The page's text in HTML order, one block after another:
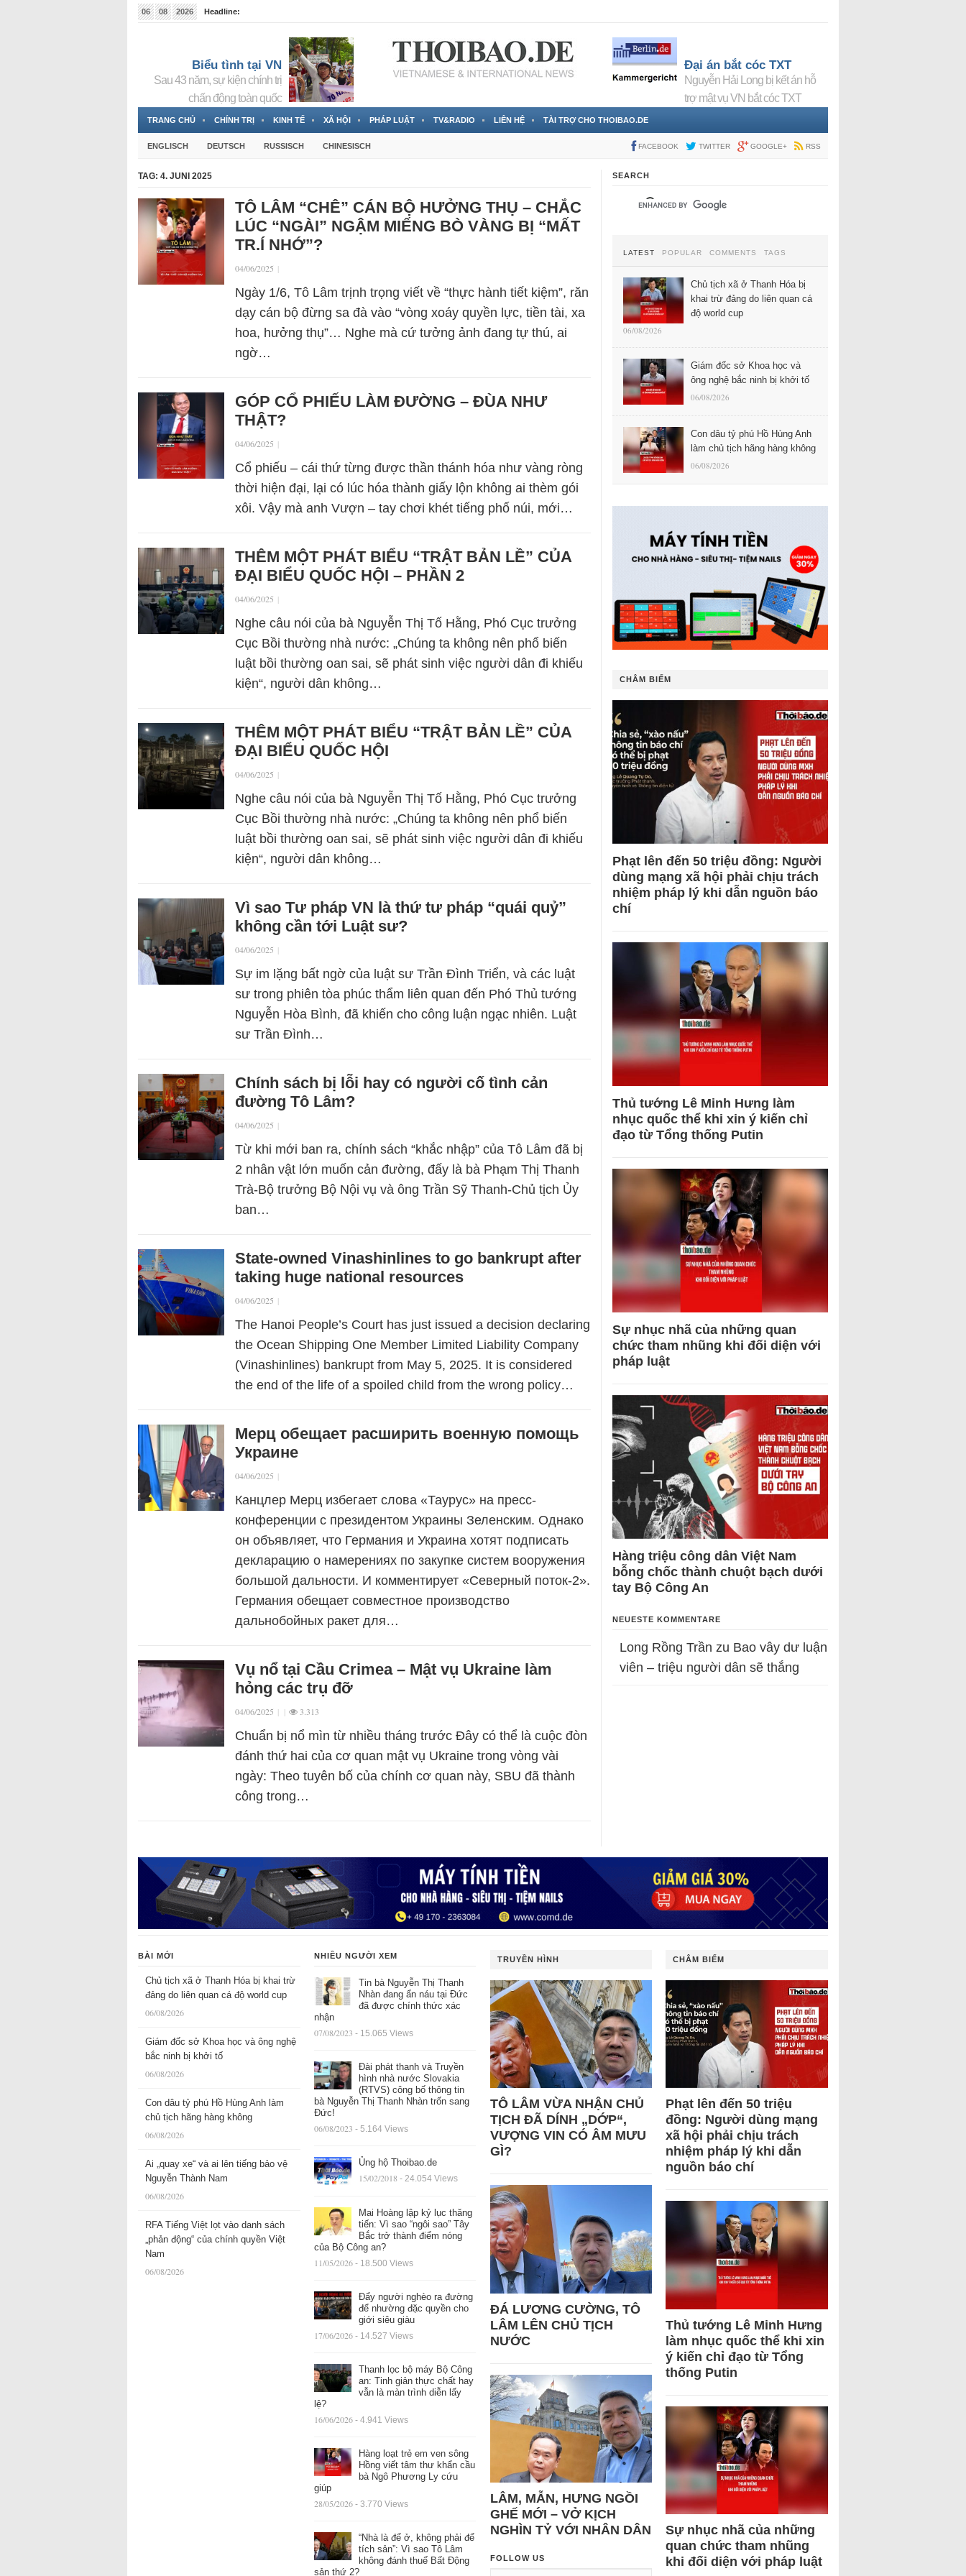
06 08 2026
Headline:
Biểu tình tại VN
Sau 43 năm, sự kiện chính trị
chấn động toàn quốc
Đại án bắt cóc TXT
Nguyễn Hải Long bị kết án hỗ
trợ mật vụ VN bắt cóc TXT
TRANG CHỦ CHÍNH TRỊ KINH TẾ XÃ HỘI PHÁP LUẬT TV&RADIO LIÊN HỆ TÀI TRỢ CHO THOIBAO.DE
ENGLISCH DEUTSCH RUSSISCH CHINESISCH FACEBOOK TWITTER GOOGLE+ RSS
TAG: 4. JUNI 2025
TÔ LÂM “CHÊ” CÁN BỘ HƯỞNG THỤ – CHẮC
LÚC “NGÀI” NGẬM MIẾNG BÒ VÀNG BỊ “MẤT
TR.Í NHỚ”?
04/06/2025 |
Ngày 1/6, Tô Lâm trịnh trọng viết về “thực hành tiết kiệm”, răn
dạy cán bộ đừng sa đà vào “vòng xoáy quyền lực, tiền tài, xa
hoa, hưởng thụ”… Nghe mà cứ tưởng ảnh đang tự thú, ai
ngờ…
GÓP CỔ PHIẾU LÀM ĐƯỜNG – ĐÙA NHƯ
THẬT?
04/06/2025 |
Cổ phiếu – cái thứ từng được thần thánh hóa như vàng ròng
thời hiện đại, lại có lúc hóa thành giấy lộn không ai thèm gói
xôi. Vậy mà anh Vượn – tay chơi khét tiếng phố núi, mới…
THÊM MỘT PHÁT BIỂU “TRẬT BẢN LỀ” CỦA
ĐẠI BIỂU QUỐC HỘI – PHẦN 2
04/06/2025 |
Nghe câu nói của bà Nguyễn Thị Tố Hằng, Phó Cục trưởng
Cục Bồi thường nhà nước: „Chúng ta không nên phổ biến
luật bồi thường oan sai, sẽ phát sinh việc người dân đi khiếu
kiện“, người dân không…
THÊM MỘT PHÁT BIỂU “TRẬT BẢN LỀ” CỦA
ĐẠI BIỂU QUỐC HỘI
04/06/2025 |
Nghe câu nói của bà Nguyễn Thị Tố Hằng, Phó Cục trưởng
Cục Bồi thường nhà nước: „Chúng ta không nên phổ biến
luật bồi thường oan sai, sẽ phát sinh việc người dân đi khiếu
kiện“, người dân không…
Vì sao Tư pháp VN là thứ tư pháp “quái quỷ”
không cần tới Luật sư?
04/06/2025 |
Sự im lặng bất ngờ của luật sư Trần Đình Triển, và các luật
sư trong phiên tòa phúc thẩm liên quan đến Phó Thủ tướng
Nguyễn Hòa Bình, đã khiến cho công luận ngạc nhiên. Luật
sư Trần Đình…
Chính sách bị lỗi hay có người cố tình cản
đường Tô Lâm?
04/06/2025 |
Từ khi mới ban ra, chính sách “khắc nhập” của Tô Lâm đã bị
2 nhân vật lớn muốn cản đường, đấy là bà Phạm Thị Thanh
Trà-Bộ trưởng Bộ Nội vụ và ông Trần Sỹ Thanh-Chủ tịch Ủy
ban…
State-owned Vinashinlines to go bankrupt after
taking huge national resources
04/06/2025 |
The Hanoi People’s Court has just issued a decision declaring
the Ocean Shipping One Member Limited Liability Company
(Vinashinlines) bankrupt from May 5, 2025. It is considered
the end of the life of a spoiled child from the wrong policy…
Мерц обещает расширить военную помощь
Украине
04/06/2025 |
Канцлер Мерц избегает слова «Таурус» на пресс-
конференции с президентом Украины Зеленским. Однако
он объявляет, что Германия и Украина хотят подписать
декларацию о намерениях по закупке систем вооружения
большой дальности. И комментирует «Северный поток-2».
Германия обещает совместное производство
дальнобойных ракет для…
Vụ nổ tại Cầu Crimea – Mật vụ Ukraine làm
hỏng các trụ đỡ
04/06/2025 | | 3.313
Chuẩn bị nổ mìn từ nhiều tháng trước Đây có thể là cuộc đòn
đánh thứ hai của cơ quan mật vụ Ukraine trong vòng vài
ngày: Theo tuyên bố của chính cơ quan này, SBU đã thành
công trong…
SEARCH
LATEST POPULAR COMMENTS TAGS
Chủ tịch xã ở Thanh Hóa bị
khai trừ đảng do liên quan cá
độ world cup
06/08/2026
Giám đốc sở Khoa học và
ông nghệ bắc ninh bị khởi tố
06/08/2026
Con dâu tỷ phú Hồ Hùng Anh
làm chủ tịch hãng hàng không
06/08/2026
CHÂM BIẾM
Phạt lên đến 50 triệu đồng: Người
dùng mạng xã hội phải chịu trách
nhiệm pháp lý khi dẫn nguồn báo
chí
Thủ tướng Lê Minh Hưng làm
nhục quốc thể khi xin ý kiến chỉ
đạo từ Tổng thống Putin
Sự nhục nhã của những quan
chức tham nhũng khi đối diện với
pháp luật
Hàng triệu công dân Việt Nam
bỗng chốc thành chuột bạch dưới
tay Bộ Công An
NEUESTE KOMMENTARE
Long Rồng Trần zu Bao vây dư luận
viên – triệu người dân sẽ thắng
BÀI MỚI
Chủ tịch xã ở Thanh Hóa bị khai trừ
đảng do liên quan cá độ world cup
06/08/2026
Giám đốc sở Khoa học và ông nghệ
bắc ninh bị khởi tố
06/08/2026
Con dâu tỷ phú Hồ Hùng Anh làm
chủ tịch hãng hàng không
06/08/2026
Ai „quay xe“ và ai lên tiếng bảo vệ
Nguyễn Thành Nam
06/08/2026
RFA Tiếng Việt lọt vào danh sách
„phản động“ của chính quyền Việt
Nam
06/08/2026
NHIỀU NGƯỜI XEM
Tin bà Nguyễn Thị Thanh
Nhàn đang ẩn náu tại Đức
đã được chính thức xác
nhận
07/08/2023 - 15.065 Views
Đài phát thanh và Truyền
hình nhà nước Slovakia
(RTVS) công bố thông tin
bà Nguyễn Thị Thanh Nhàn trốn sang
Đức!
06/08/2023 - 5.164 Views
Ủng hộ Thoibao.de
15/02/2018 - 24.054 Views
Mai Hoàng lập kỷ lục thăng
tiến: Vì sao “ngôi sao” Tây
Bắc trở thành điểm nóng
của Bộ Công an?
11/05/2026 - 18.500 Views
Đẩy người nghèo ra đường
để nhường đặc quyền cho
giới siêu giàu
17/06/2026 - 14.527 Views
Thanh lọc bộ máy Bộ Công
an: Tinh giản thực chất hay
vẫn là màn trình diễn lấy
lệ?
16/06/2026 - 4.941 Views
Hàng loạt trẻ em ven sông
Hồng viết tâm thư khẩn cầu
bà Ngô Phương Ly cứu
giúp
28/05/2026 - 3.770 Views
“Nhà là để ở, không phải để
tích sản”: Vì sao Tô Lâm
không đánh thuế Bất Động
sản thứ 2?
TRUYỀN HÌNH
TÔ LÂM VỪA NHẬN CHỦ
TỊCH ĐÃ DÍNH „DỚP“,
VƯỢNG VIN CÓ ÂM MƯU
GÌ?
ĐÁ LƯƠNG CƯỜNG, TÔ
LÂM LÊN CHỦ TỊCH
NƯỚC
LÂM, MẪN, HƯNG NGỒI
GHẾ MỚI – VỞ KỊCH
NGHÌN TỶ VỚI NHÂN DÂN
FOLLOW US
CHÂM BIẾM
Phạt lên đến 50 triệu
đồng: Người dùng mạng
xã hội phải chịu trách
nhiệm pháp lý khi dẫn
nguồn báo chí
Thủ tướng Lê Minh Hưng
làm nhục quốc thể khi xin
ý kiến chỉ đạo từ Tổng
thống Putin
Sự nhục nhã của những
quan chức tham nhũng
khi đối diện với pháp luật